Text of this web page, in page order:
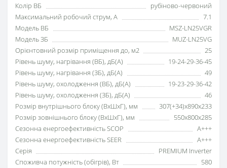
Колір ВБ
рубіново-червоний
Максимальний робочий струм, А
7.1
Модель ВБ
MSZ-LN25VGR
Модель ЗБ
MUZ-LN25VG
Орієнтовний розмір приміщення до, м2
25
Рівень шуму, нагрівання (ВБ), дБ(А)
19-24-29-36-45
Рівень шуму, нагрівання (ЗБ), дБ(А)
49
Рівень шуму, охолодження (ВБ), дБ(А)
19-23-29-36-42
Рівень шуму, охолодження (ЗБ), дБ(А)
46
Розмір внутрішнього блоку (ВхШхГ), мм
307(+34)x890x233
Розмір зовнішнього блоку (ВхШхГ), мм
550x800x285
Сезонна енергоефективність SCOP
A+++
Сезонна енергоефективність SEER
A+++
Серія
PREMIUM Inverter
Споживча потужність (обігрів), Вт
580